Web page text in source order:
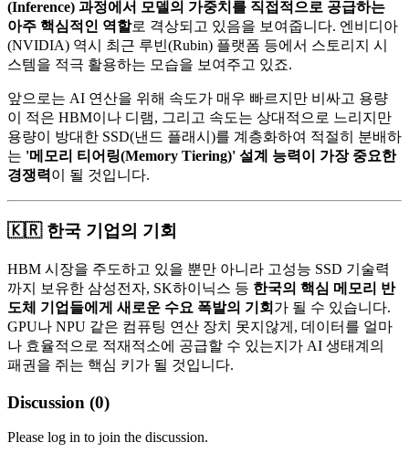
(Inference) 과정에서 모델의 가중치를 직접적으로 공급하는
아주 핵심적인 역할로 격상되고 있음을 보여줍니다. 엔비디아
(NVIDIA) 역시 최근 루빈(Rubin) 플랫폼 등에서 스토리지 시
스템을 적극 활용하는 모습을 보여주고 있죠.
앞으로는 AI 연산을 위해 속도가 매우 빠르지만 비싸고 용량
이 적은 HBM이나 디램, 그리고 속도는 상대적으로 느리지만
용량이 방대한 SSD(낸드 플래시)를 계층화하여 적절히 분배하
는 '메모리 티어링(Memory Tiering)' 설계 능력이 가장 중요한
경쟁력이 될 것입니다.
🇰🇷 한국 기업의 기회
HBM 시장을 주도하고 있을 뿐만 아니라 고성능 SSD 기술력
까지 보유한 삼성전자, SK하이닉스 등 한국의 핵심 메모리 반
도체 기업들에게 새로운 수요 폭발의 기회 가 될 수 있습니다.
GPU나 NPU 같은 컴퓨팅 연산 장치 못지않게, 데이터를 얼마
나 효율적으로 적재적소에 공급할 수 있는지가 AI 생태계의
패권을 쥐는 핵심 키가 될 것입니다.
Discussion (0)
Please log in to join the discussion.